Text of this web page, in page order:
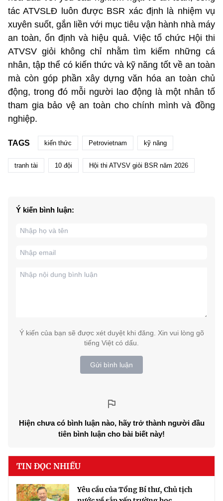
tác ATVSLĐ luôn được BSR xác định là nhiệm vụ
xuyên suốt, gắn liền với mục tiêu vận hành nhà máy
an toàn, ổn định và hiệu quả. Việc tổ chức Hội thi
ATVSV giỏi không chỉ nhằm tìm kiếm những cá
nhân, tập thể có kiến thức và kỹ năng tốt về an toàn
mà còn góp phần xây dựng văn hóa an toàn chủ
động, trong đó mỗi người lao động là một nhân tố
tham gia bảo vệ an toàn cho chính mình và đồng
nghiệp.
TAGS kiến thức Petrovietnam kỹ năng
tranh tài 10 đội Hội thi ATVSV giỏi BSR năm 2026
Ý kiến bình luận:
Ý kiến của bạn sẽ được xét duyệt khi đăng. Xin vui lòng gõ
tiếng Việt có dấu.
Gửi bình luận
Hiện chưa có bình luận nào, hãy trở thành người đầu
tiên bình luận cho bài biết này!
TIN ĐỌC NHIỀU
Yêu cầu của Tổng Bí thư, Chủ tịch